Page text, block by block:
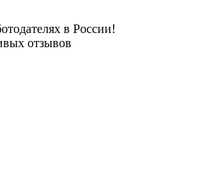
в России!
отзывов